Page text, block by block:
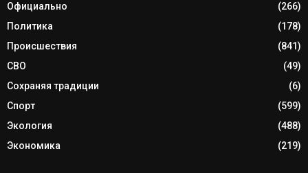
Официально
(266)
Политика
(178)
Происшествия
(841)
СВО
(49)
Сохраняя традиции
(6)
Спорт
(599)
Экология
(488)
Экономика
(219)